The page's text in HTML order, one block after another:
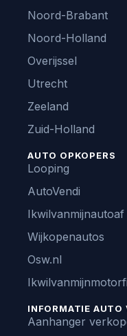
Noord-Brabant
Noord-Holland
Overijssel
Utrecht
Zeeland
Zuid-Holland
AUTO OPKOPERS
Looping
AutoVendi
Ikwilvanmijnautoaf
Wijkopenautos
Osw.nl
INFORMATIE AUTO
Aanhanger